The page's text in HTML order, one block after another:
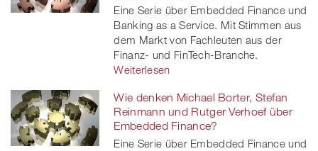
Eine Serie über Embedded Finance und
Banking as a Service. Mit Stimmen aus
dem Markt von Fachleuten aus der
Finanz- und FinTech-Branche.
Weiterlesen
Wie denken Michael Borter, Stefan
Reinmann und Rutger Verhoef über
Embedded Finance?
Eine Serie über Embedded Finance und